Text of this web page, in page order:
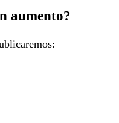
aumento?